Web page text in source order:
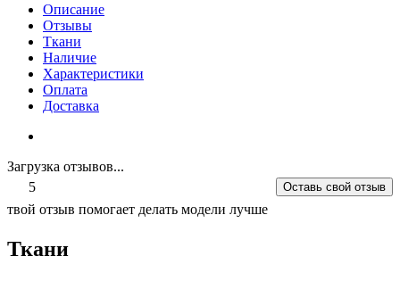
Описание
Отзывы
Ткани
Наличие
Характеристики
Оплата
Доставка
Загрузка отзывов...
5
Оставь свой отзыв
твой отзыв помогает делать модели лучше
Ткани